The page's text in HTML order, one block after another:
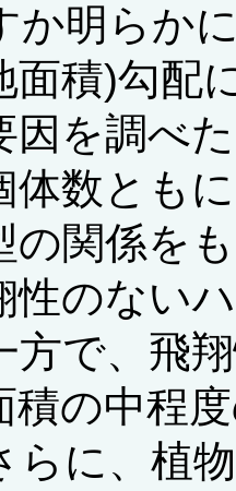
か明らか
面積)勾配
因を調べ
体数とも
の関係を
性のない
方で、飛
積の中程
らに、植